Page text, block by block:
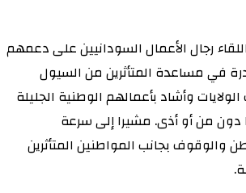
رجال الأعمال السودانيين على دعمهم
في مساعدة المتأثرين من السيول
وأشاد بأعمالهم الوطنية الجليلة
دون من أو أذى. مشيرا إلى سرعة
والوقوف بجانب المواطنين المتأثرين